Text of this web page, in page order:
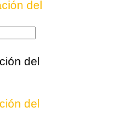
del
del
del